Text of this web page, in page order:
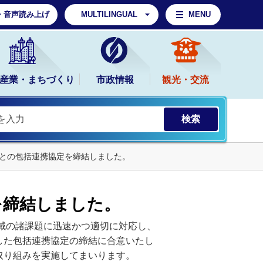
音声読み上げ MULTILINGUAL MENU
業・まちづくり 市政情報 観光・交流
の包括連携協定を締結しました。
結しました。
諸課題に迅速かつ適切に対応し、
包括連携協定の締結に合意いたし
組みを実施してまいります。